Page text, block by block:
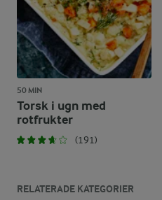
50 MIN
Torsk i ugn med
rotfrukter
(191)
RELATERADE KATEGORIER